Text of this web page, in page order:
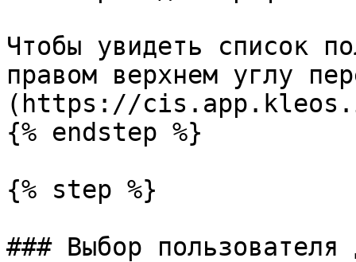
Чтобы увидеть список
правом верхнем углу
(https://
{% endstep %}
{% step %}
### Выбор пользователя